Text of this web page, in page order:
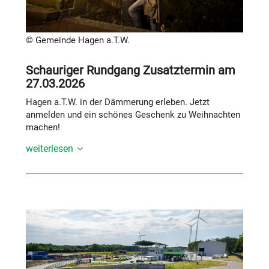
Die nachstehenden Kurse sind bereits ausgebucht und
finden wie folgt statt:
Standort Kirschvilla (Zum Jägerberg 6)
Kurs 1 (1 ½ bis 3 Jahre): freitags | 15:15 Uhr –
16:15 Uhr | 60 Min. | Dozentin: Joline Brand
(Kurs ist voll belegt)
Kurs 2 (1 ½ bis 3 Jahre): freitags | 16:15 Uhr –
17:15 Uhr | 60 Min. | Dozentin: Joline
Otten (Kurs ist voll belegt)
Kurs 4 (7 bis 15 Monate): freitags | 10:30 Uhr –
11:15 Uhr | 45 Min. | Dozentin: Claudia
Otten (Kurs ist voll belegt)
© Gemeinde Hagen a.T.W.
Schauriger Rundgang Zusatztermin am
27.03.2026
Hagen a.T.W. in der Dämmerung erleben. Jetzt
anmelden und ein schönes Geschenk zu Weihnachten
machen!
weiterlesen
Aufgrund der hohen Nachfrage wird es im März 2026
einen weiteren Termin für den schaurigen Rundgang
geben.
Am Freitag, 27.03.2026 in der Zeit von 19.00 Uhr bis